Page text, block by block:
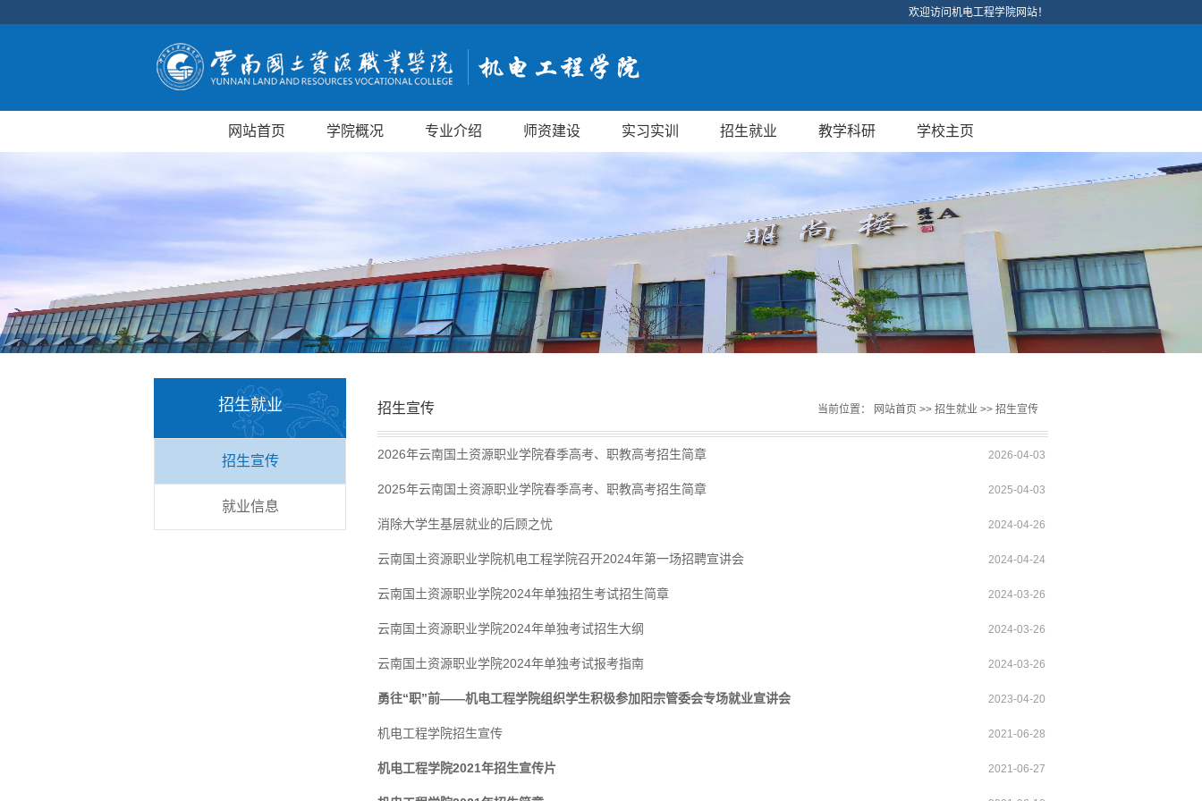
欢迎访问机电工程学院网站！
网站首页 学院概况 专业介绍 师资建设 实习实训 招生就业 教学科研 学校主页
招生就业
招生宣传
就业信息
招生宣传 当前位置： 网站首页 >> 招生就业 >> 招生宣传
2026年云南国土资源职业学院春季高考、职教高考招生简章 2026-04-03
2025年云南国土资源职业学院春季高考、职教高考招生简章 2025-04-03
消除大学生基层就业的后顾之忧 2024-04-26
云南国土资源职业学院机电工程学院召开2024年第一场招聘宣讲会 2024-04-24
云南国土资源职业学院2024年单独招生考试招生简章 2024-03-26
云南国土资源职业学院2024年单独考试招生大纲 2024-03-26
云南国土资源职业学院2024年单独考试报考指南 2024-03-26
勇往“职”前——机电工程学院组织学生积极参加阳宗管委会专场就业宣讲会 2023-04-20
机电工程学院招生宣传 2021-06-28
机电工程学院2021年招生宣传片 2021-06-27